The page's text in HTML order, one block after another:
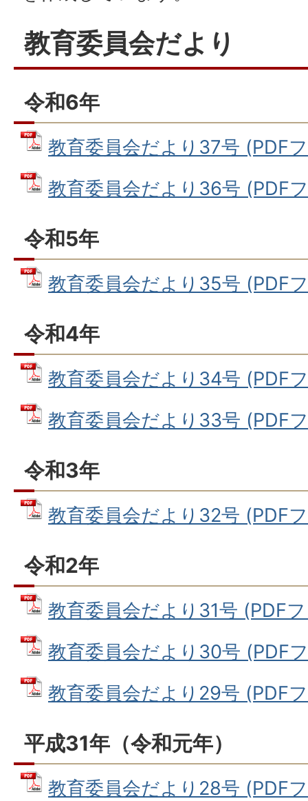
教育委員会だより
令和6年
教育委員会だより37号 (PDF
教育委員会だより36号 (PDF
令和5年
教育委員会だより35号 (PDF
令和4年
教育委員会だより34号 (PDF
教育委員会だより33号 (PDF
令和3年
教育委員会だより32号 (PDF
令和2年
教育委員会だより31号 (PDF
教育委員会だより30号 (PDF
教育委員会だより29号 (PDF
平成31年（令和元年）
教育委員会だより28号 (PDF